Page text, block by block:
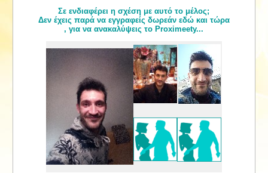
Σε ενδιαφέρει η σχέση με αυτό το μέλος;
Δεν έχεις παρά να εγγραφείς δωρεάν εδώ και τώρα
, για να ανακαλύψεις το Proximeety...